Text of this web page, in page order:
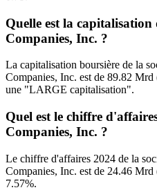
Quelle est la
Companies, Inc. ?
La capitalisation boursière de la
Companies, Inc. est de 89.82
une "LARGE capitalisation".
Quel est le chiffre
Companies, Inc. ?
Le chiffre d'affaires 2024 de la
Companies, Inc. est de 24.46
7.57%.